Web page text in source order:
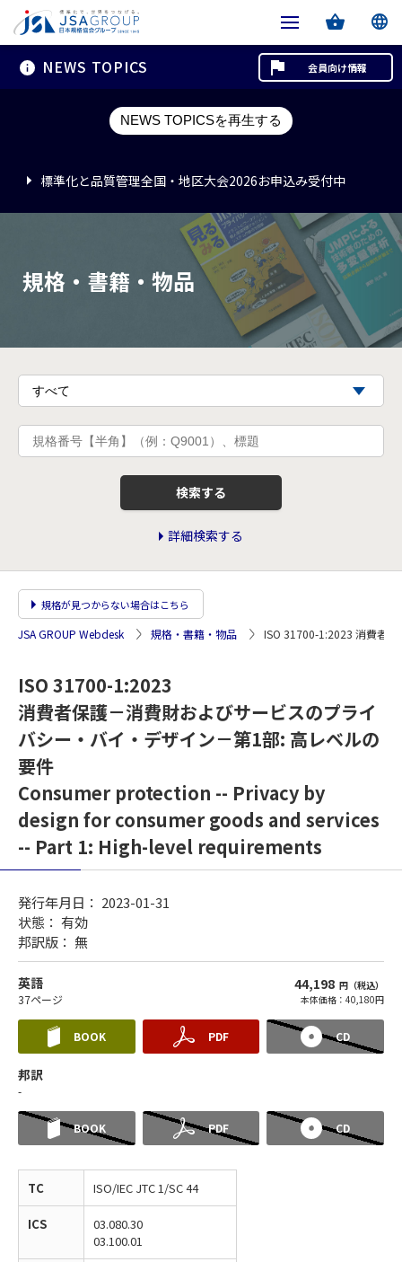
NEWS TOPICS
NEWS TOPICSを再生する
標準化と品質管理全国・地区大会2026お申込み受付中
標準化と品質管理全国・地区大会2026お申込み受付中
標準化と品質管理全国・地区大会2026お申込み受付中
会員向け情報
規格・書籍・物品
検索する
詳細検索する
JSA GROUP Webdesk 規格・書籍・物品 ISO 31700-1:2023 消費者
規格が見つからない場合はこちら
ISO 31700-1:2023
消費者保護－消費財およびサービスのプライ
バシー・バイ・デザイン－第1部: 高レベルの
要件
Consumer protection -- Privacy by
design for consumer goods and services
-- Part 1: High-level requirements
発行年月日： 2023-01-31
状態： 有効
邦訳版： 無
英語
37ページ
44,198 円（税込）
本体価格：40,180円
BOOK PDF CD
邦訳
-
BOOK PDF CD
TC ISO/IEC JTC 1/SC 44
ICS
03.080.30
03.100.01